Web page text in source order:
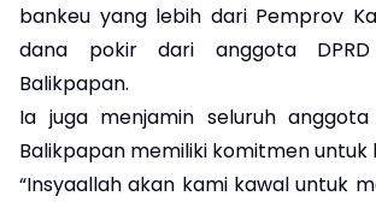
bankeu yang lebih dari Pemprov
dana pokir dari anggota
Balikpapan.
Ia juga menjamin seluruh
Balikpapan memiliki komitmen untuk
“Insyaallah akan kami kawal untuk